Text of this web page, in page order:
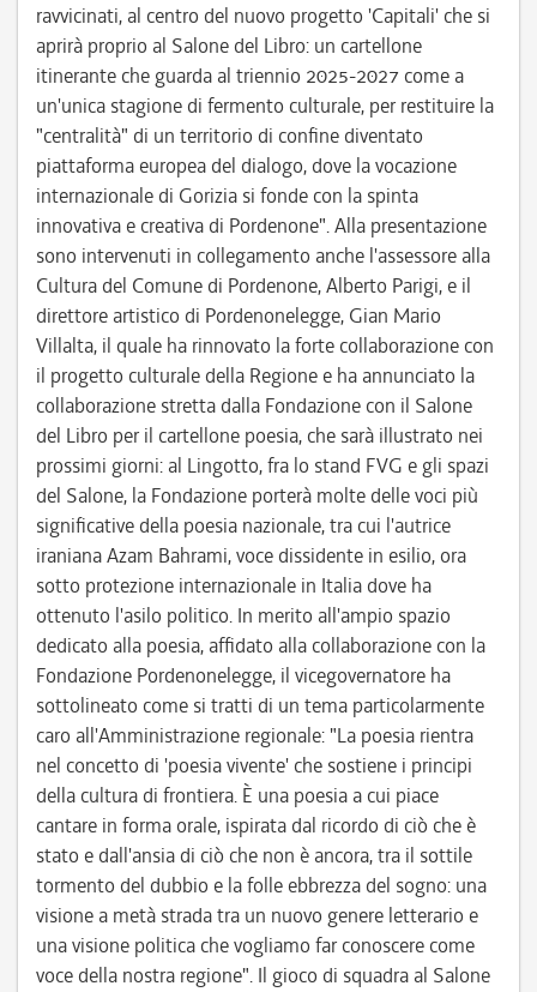
ravvicinati, al centro del nuovo progetto 'Capitali' che si
aprirà proprio al Salone del Libro: un cartellone
itinerante che guarda al triennio 2025-2027 come a
un'unica stagione di fermento culturale, per restituire la
"centralità" di un territorio di confine diventato
piattaforma europea del dialogo, dove la vocazione
internazionale di Gorizia si fonde con la spinta
innovativa e creativa di Pordenone". Alla presentazione
sono intervenuti in collegamento anche l'assessore alla
Cultura del Comune di Pordenone, Alberto Parigi, e il
direttore artistico di Pordenonelegge, Gian Mario
Villalta, il quale ha rinnovato la forte collaborazione con
il progetto culturale della Regione e ha annunciato la
collaborazione stretta dalla Fondazione con il Salone
del Libro per il cartellone poesia, che sarà illustrato nei
prossimi giorni: al Lingotto, fra lo stand FVG e gli spazi
del Salone, la Fondazione porterà molte delle voci più
significative della poesia nazionale, tra cui l'autrice
iraniana Azam Bahrami, voce dissidente in esilio, ora
sotto protezione internazionale in Italia dove ha
ottenuto l'asilo politico. In merito all'ampio spazio
dedicato alla poesia, affidato alla collaborazione con la
Fondazione Pordenonelegge, il vicegovernatore ha
sottolineato come si tratti di un tema particolarmente
caro all'Amministrazione regionale: "La poesia rientra
nel concetto di 'poesia vivente' che sostiene i principi
della cultura di frontiera. È una poesia a cui piace
cantare in forma orale, ispirata dal ricordo di ciò che è
stato e dall'ansia di ciò che non è ancora, tra il sottile
tormento del dubbio e la folle ebbrezza del sogno: una
visione a metà strada tra un nuovo genere letterario e
una visione politica che vogliamo far conoscere come
voce della nostra regione". Il gioco di squadra al Salone